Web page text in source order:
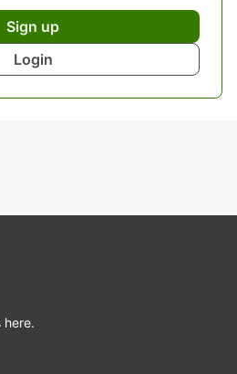
Sign up
Login
here.